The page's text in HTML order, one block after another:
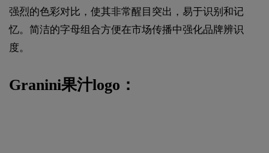
强烈的色彩对比，使其非常醒目突出，易于识别和记
忆。简洁的字母组合方便在市场传播中强化品牌辨识
度。
Granini果汁logo：